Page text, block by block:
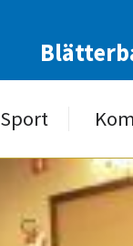
Sport